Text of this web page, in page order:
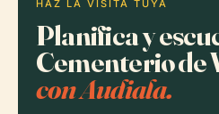
HAZ LA VISITA TUYA
Planifica y
Cementerio de
con Audiala.